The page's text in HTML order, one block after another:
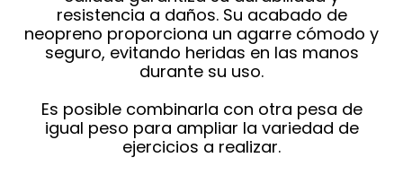
resistencia a daños. Su acabado de
neopreno proporciona un agarre cómodo y
seguro, evitando heridas en las manos
durante su uso.
Es posible combinarla con otra pesa de
igual peso para ampliar la variedad de
ejercicios a realizar.